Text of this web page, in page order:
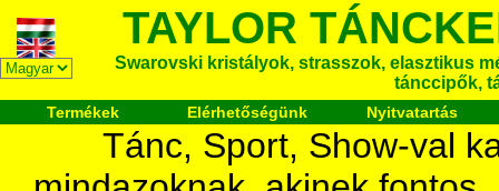
TAYLOR
Swarovski kristályok, strasszok, elasztikus
tánccipők,
Termékek Elérhetőségünk Nyitvatartás
Tánc, Sport, Show-val